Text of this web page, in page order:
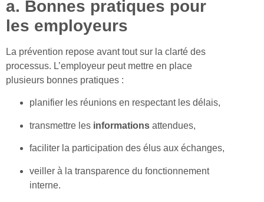
a. Bonnes pratiques pour
les employeurs
La prévention repose avant tout sur la clarté des
processus. L’employeur peut mettre en place
plusieurs bonnes pratiques :
planifier les réunions en respectant les délais,
transmettre les informations attendues,
faciliter la participation des élus aux échanges,
veiller à la transparence du fonctionnement
interne.